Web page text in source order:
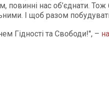
повинні нас об’єднати.
І щоб разом
Гідності та Свободи!", –